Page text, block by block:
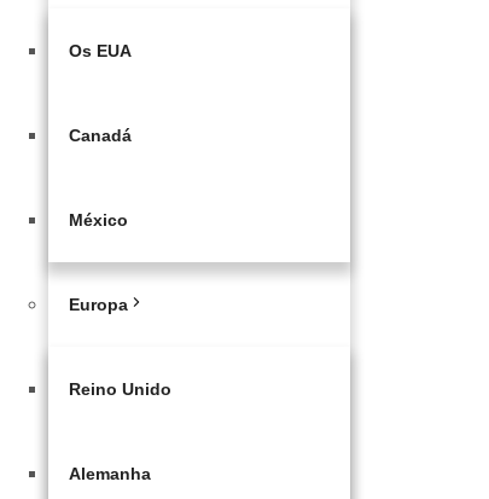
Os EUA
Canadá
México
Europa
Reino Unido
Alemanha